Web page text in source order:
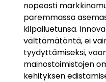
nopeasti
paremmassa
kilpailuetunsa.
välttämätöntä, ei
tyydyttämiseksi,
mainostoimistojen
kehityksen